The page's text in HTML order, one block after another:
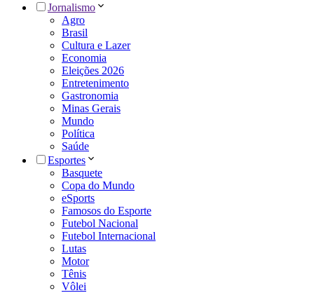
Jornalismo
Agro
Brasil
Cultura e Lazer
Economia
Eleições 2026
Entretenimento
Gastronomia
Minas Gerais
Mundo
Política
Saúde
Esportes
Basquete
Copa do Mundo
eSports
Famosos do Esporte
Futebol Nacional
Futebol Internacional
Lutas
Motor
Tênis
Vôlei